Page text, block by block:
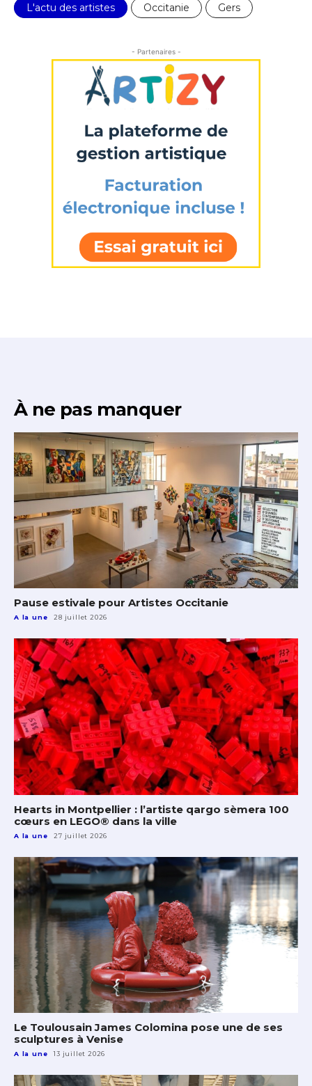
L'actu des artistes Occitanie Gers
- Partenaires -
À ne pas manquer
Pause estivale pour Artistes Occitanie
A la une 28 juillet 2026
Hearts in Montpellier : l’artiste qargo sèmera 100
cœurs en LEGO® dans la ville
A la une 27 juillet 2026
Le Toulousain James Colomina pose une de ses
sculptures à Venise
A la une 13 juillet 2026